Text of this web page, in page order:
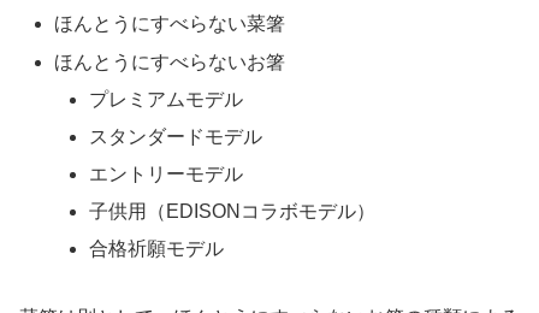
ほんとうにすべらない菜箸
ほんとうにすべらないお箸
プレミアムモデル
スタンダードモデル
エントリーモデル
子供用（EDISONコラボモデル）
合格祈願モデル